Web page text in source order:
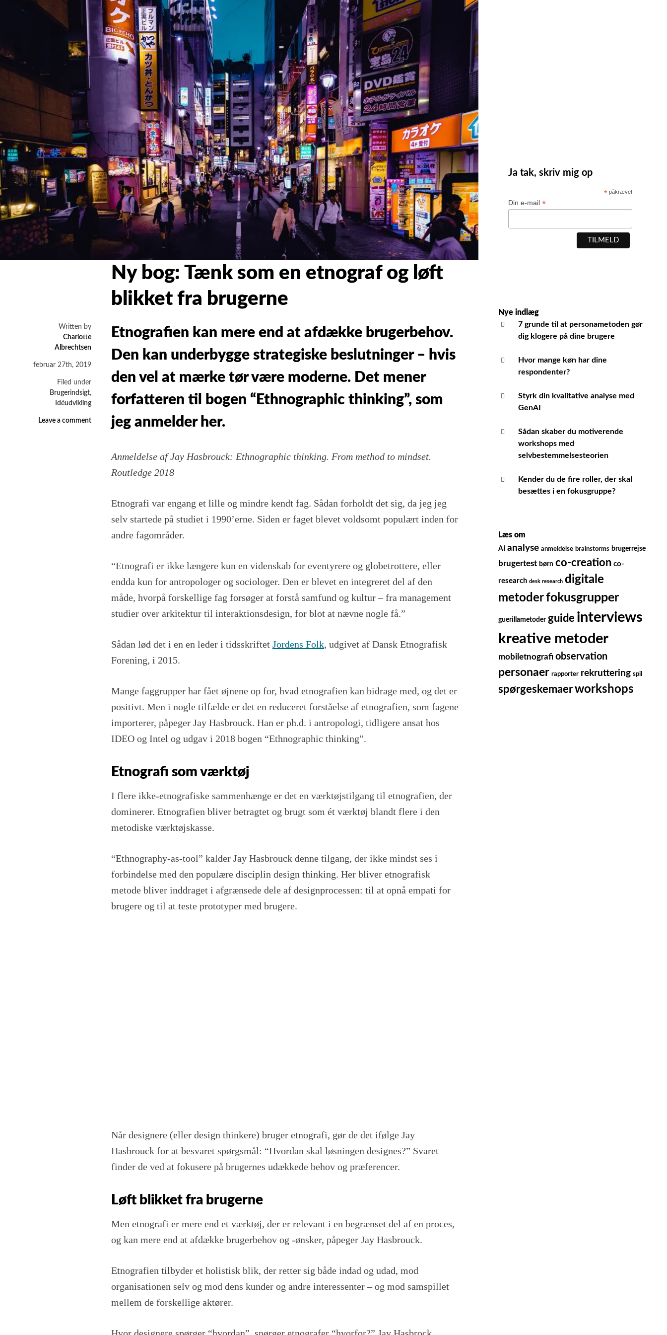
Ny bog: Tænk som en etnograf og løft
blikket fra brugerne
Written by
Charlotte
Albrechtsen
februar 27th, 2019
Filed under
Brugerindsigt,
Idéudvikling
Leave a commenton
brugerne
Etnografien kan mere end at afdække brugerbehov.
Den kan underbygge strategiske beslutninger – hvis
den vel at mærke tør være moderne. Det mener
forfatteren til bogen “Ethnographic thinking”, som
jeg anmelder her.
Anmeldelse af Jay Hasbrouck: Ethnographic thinking. From method to mindset.
Routledge 2018
Etnografi var engang et lille og mindre kendt fag. Sådan forholdt det sig, da jeg jeg
selv startede på studiet i 1990’erne. Siden er faget blevet voldsomt populært inden for
andre fagområder.
“Etnografi er ikke længere kun en videnskab for eventyrere og globetrottere, eller
endda kun for antropologer og sociologer. Den er blevet en integreret del af den
måde, hvorpå forskellige fag forsøger at forstå samfund og kultur – fra management
studier over arkitektur til interaktionsdesign, for blot at nævne nogle få.”
Sådan lød det i en en leder i tidsskriftet Jordens Folk, udgivet af Dansk Etnografisk
Forening, i 2015.
Mange faggrupper har fået øjnene op for, hvad etnografien kan bidrage med, og det er
positivt. Men i nogle tilfælde er det en reduceret forståelse af etnografien, som fagene
importerer, påpeger Jay Hasbrouck. Han er ph.d. i antropologi, tidligere ansat hos
IDEO og Intel og udgav i 2018 bogen “Ethnographic thinking”.
Etnografi som værktøj
I flere ikke-etnografiske sammenhænge er det en værktøjstilgang til etnografien, der
dominerer. Etnografien bliver betragtet og brugt som ét værktøj blandt flere i den
metodiske værktøjskasse.
“Ethnography-as-tool” kalder Jay Hasbrouck denne tilgang, der ikke mindst ses i
forbindelse med den populære disciplin design thinking. Her bliver etnografisk
metode bliver inddraget i afgrænsede dele af designprocessen: til at opnå empati for
brugere og til at teste prototyper med brugere.
Når designere (eller design thinkere) bruger etnografi, gør de det ifølge Jay
Hasbrouck for at besvaret spørgsmål: “Hvordan skal løsningen designes?” Svaret
finder de ved at fokusere på brugernes udækkede behov og præferencer.
Løft blikket fra brugerne
Men etnografi er mere end et værktøj, der er relevant i en begrænset del af en proces,
og kan mere end at afdække brugerbehov og -ønsker, påpeger Jay Hasbrouck.
Etnografien tilbyder et holistisk blik, der retter sig både indad og udad, mod
organisationen selv og mod dens kunder og andre interessenter – og mod samspillet
mellem de forskellige aktører.
Ja tak, skriv mig op
*påkrævet
Din e-mail *
Nye indlæg
7 grunde til at personametoden gør
dig klogere på dine brugere
Hvor mange køn har dine
respondenter?
Styrk din kvalitative analyse med
GenAI
Sådan skaber du motiverende
workshops med
selvbestemmelsesteorien
Kender du de fire roller, der skal
besættes i en fokusgruppe?
Læs om
AI analyse anmeldelse brainstorms brugerrejse
brugertest børn co-creation co-
research desk research digitale
metoderfokusgrupper
guerillametoder guide interviews
kreative metoder
mobiletnografi observation
personaer rapporter rekruttering spil
spørgeskemaerworkshops